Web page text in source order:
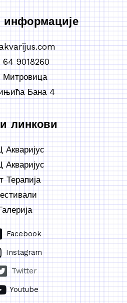
64 9018260
Митровица
Бана 4
линкови
Акваријус
Терапија
Facebook
Instagram
Twitter
Youtube